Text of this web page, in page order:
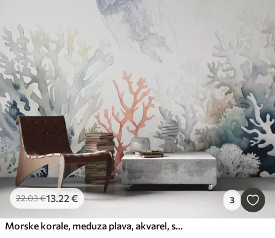
22.03€13.22 € 3
Morske korale, meduza plava, akvarel, siva, modra, rdeča